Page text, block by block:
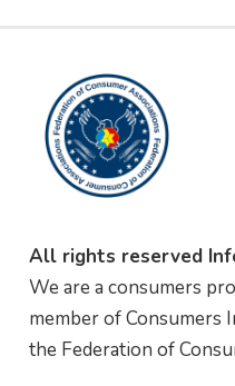
All rights reserved
We are a consumers
member of Consumers
the Federation of